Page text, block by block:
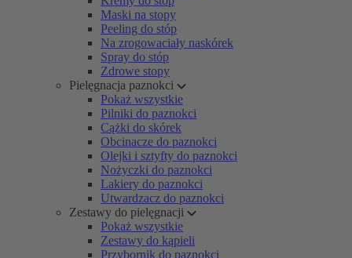
Maski na stopy
Peeling do stóp
Na zrogowaciały naskórek
Spray do stóp
Zdrowe stopy
Pielęgnacja paznokci
Pokaż wszystkie
Pilniki do paznokci
Cążki do skórek
Obcinacze do paznokci
Olejki i sztyfty do paznokci
Nożyczki do paznokci
Lakiery do paznokci
Utwardzacz do paznokci
Zestawy do pielęgnacji
Pokaż wszystkie
Zestawy do kąpieli
Przybornik do paznokci